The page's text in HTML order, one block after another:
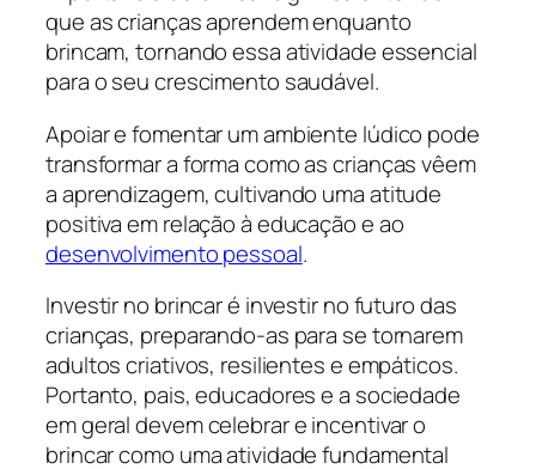
que as crianças aprendem enquanto
brincam, tornando essa atividade essencial
para o seu crescimento saudável.
Apoiar e fomentar um ambiente lúdico pode
transformar a forma como as crianças vêem
a aprendizagem, cultivando uma atitude
positiva em relação à educação e ao
desenvolvimento pessoal.
Investir no brincar é investir no futuro das
crianças, preparando-as para se tornarem
adultos criativos, resilientes e empáticos.
Portanto, pais, educadores e a sociedade
em geral devem celebrar e incentivar o
brincar como uma atividade fundamental